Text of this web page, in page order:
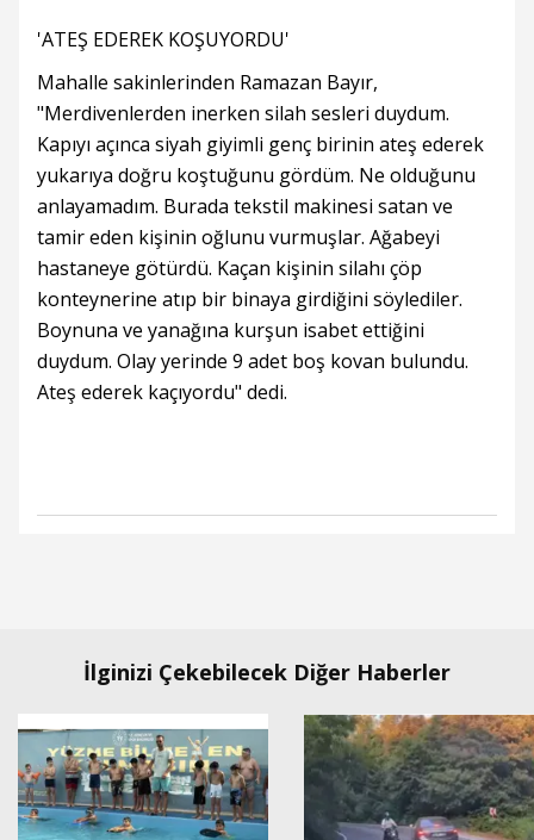
'ATEŞ EDEREK KOŞUYORDU'
Mahalle sakinlerinden Ramazan Bayır,
"Merdivenlerden inerken silah sesleri duydum.
Kapıyı açınca siyah giyimli genç birinin ateş ederek
yukarıya doğru koştuğunu gördüm. Ne olduğunu
anlayamadım. Burada tekstil makinesi satan ve
tamir eden kişinin oğlunu vurmuşlar. Ağabeyi
hastaneye götürdü. Kaçan kişinin silahı çöp
konteynerine atıp bir binaya girdiğini söylediler.
Boynuna ve yanağına kurşun isabet ettiğini
duydum. Olay yerinde 9 adet boş kovan bulundu.
Ateş ederek kaçıyordu" dedi.
İlginizi Çekebilecek Diğer Haberler